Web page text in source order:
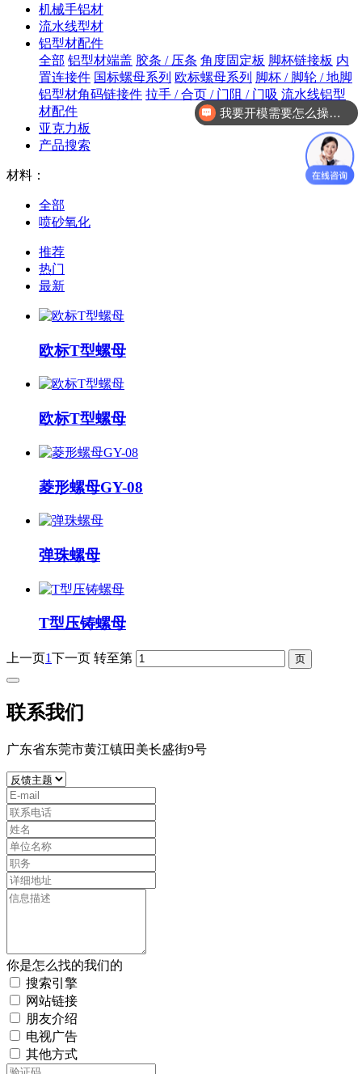
机械手铝材
流水线型材
铝型材配件
全部 铝型材端盖 胶条 / 压条 角度固定板 脚杯链接板 内
置连接件 国标螺母系列 欧标螺母系列 脚杯 / 脚轮 / 地脚
铝型材角码链接件 拉手 / 合页 / 门阻 / 门吸 流水线铝型
材配件
亚克力板
产品搜索
材料：
全部
喷砂氧化
推荐
热门
最新
欧标T型螺母
欧标T型螺母
菱形螺母GY-08
弹珠螺母
T型压铸螺母
上一页1下一页 转至第
联系我们
广东省东莞市黄江镇田美长盛街9号
你是怎么找的我们的
搜索引擎
网站链接
朋友介绍
电视广告
其他方式
我要开模需要怎么操作？